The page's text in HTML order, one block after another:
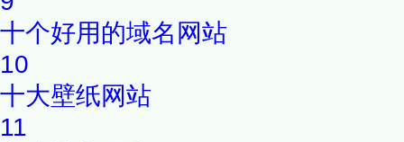
十个好用的域名网站
10
十大壁纸网站
11